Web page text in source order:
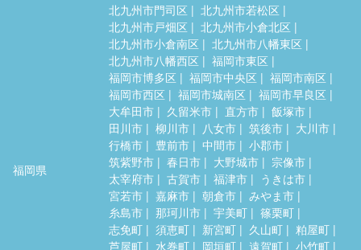
福岡県
北九州市門司区
北九州市若松区
北九州市戸畑区
北九州市小倉北区
北九州市小倉南区
北九州市八幡東区
北九州市八幡西区
福岡市東区
福岡市博多区
福岡市中央区
福岡市南区
福岡市西区
福岡市城南区
福岡市早良区
大牟田市
久留米市 直方市
飯塚市
田川市
柳川市 八女市 筑後市
大川市
行橋市
豊前市 中間市
小郡市
筑紫野市
春日市 大野城市
宗像市
太宰府市
古賀市 福津市
うきは市
宮若市
嘉麻市 朝倉市
みやま市
糸島市
那珂川市 宇美町
篠栗町
志免町
須恵町 新宮町 久山町
粕屋町
芦屋町
水巻町 岡垣町 遠賀町
小竹町